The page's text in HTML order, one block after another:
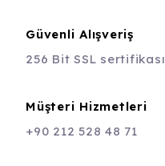
Güvenli Alışveriş
256 Bit SSL sertifikası
Müşteri Hizmetleri
+90 212 528 48 71